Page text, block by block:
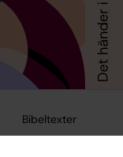
Bibeltexter